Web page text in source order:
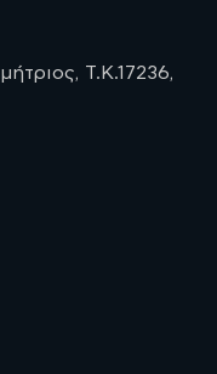
Τ.Κ.17236,